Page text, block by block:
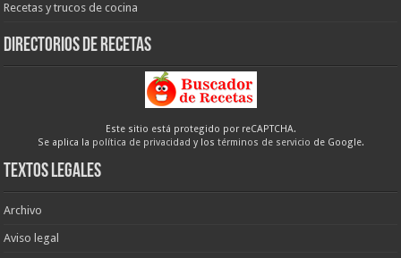
Recetas y trucos de cocina
Directorios de recetas
Este sitio está protegido por reCAPTCHA.
Se aplica la política de privacidad y los términos de servicio de Google.
Textos legales
Archivo
Aviso legal